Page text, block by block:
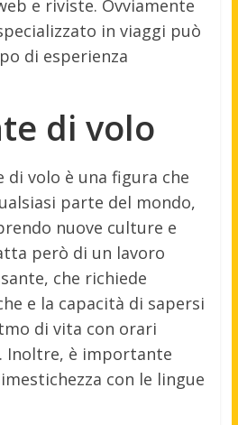
e riviste. Ovviamente
in viaggi può
di esperienza
di volo
di volo è una figura che
parte del mondo,
nuove culture e
però di un lavoro
che richiede
e la capacità di sapersi
di vita con orari
Inoltre, è importante
con le lingue